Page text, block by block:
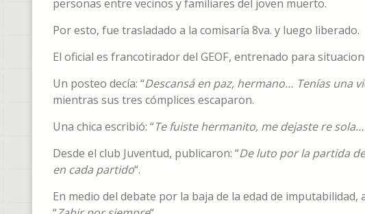
personas entre vecinos y familiares del joven muerto.
Por esto, fue trasladado a la comisaría 8va. y luego liberado.
El oficial es francotirador del GEOF, entrenado para
Un posteo decía: “Descansá en paz, hermano… Tenías una
mientras sus tres cómplices escaparon.
Una chica escribió: “Te fuiste hermanito, me dejaste re
Desde el club Juventud, publicaron: “De luto por la partida
en cada partido“.
En medio del debate por la baja de la edad de